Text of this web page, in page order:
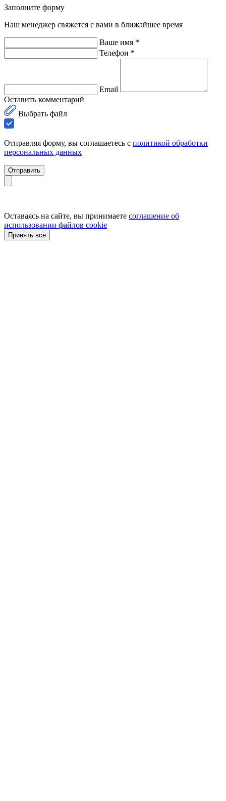
Заполните форму
Наш менеджер свяжется с вами в ближайшее время
Ваше имя *
Телефон *
Email
Оставить комментарий
Выбрать файл
Отправляя форму, вы соглашаетесь с политикой обработки
персональных данных
Отправить
Оставаясь на сайте, вы принимаете соглашение об
использовании файлов cookie
Принять все